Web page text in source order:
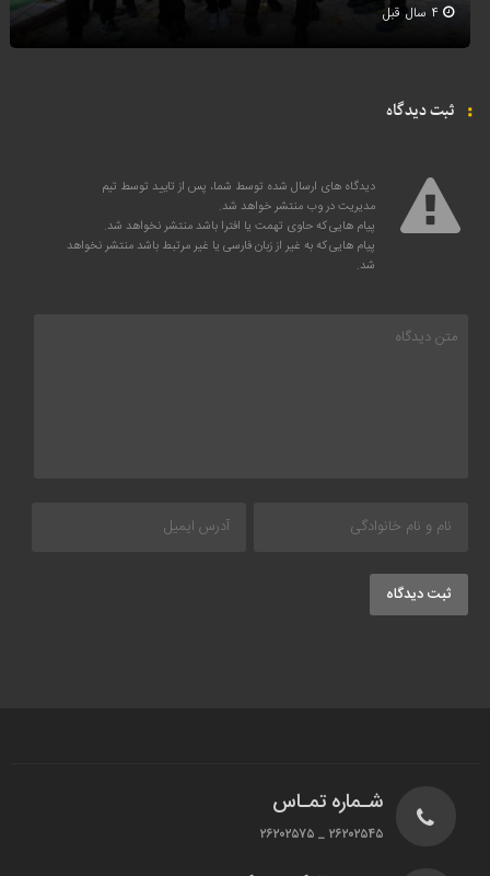
۴ سال قبل
ثبت دیدگاه
دیدگاه های ارسال شده توسط شما، پس از تایید توسط تیم
مدیریت در وب منتشر خواهد شد.
پیام هایی که حاوی تهمت یا افترا باشد منتشر نخواهد شد.
پیام هایی که به غیر از زبان فارسی یا غیر مرتبط باشد منتشر نخواهد
شد.
ثبت دیدگاه
شـماره تمـاس
۲۶۲۰۲۵۴۵ _ ۲۶۲۰۲۵۷۵